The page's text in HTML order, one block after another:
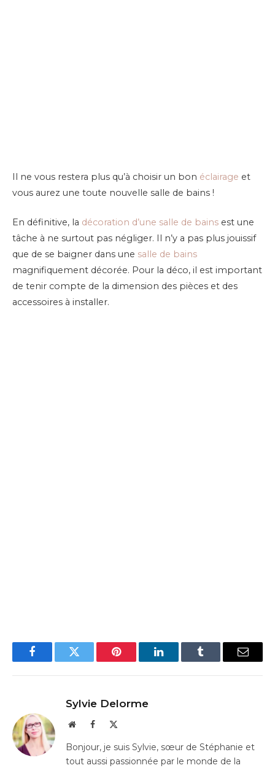
Il ne vous restera plus qu’à choisir un bon éclairage et
vous aurez une toute nouvelle salle de bains !
En définitive, la décoration d’une salle de bains est une
tâche à ne surtout pas négliger. Il n’y a pas plus jouissif
que de se baigner dans une salle de bains
magnifiquement décorée. Pour la déco, il est important
de tenir compte de la dimension des pièces et des
accessoires à installer.
FacebookTwitter Pinterest LinkedInTumblr Email
Sylvie Delorme
WebsiteFacebook
Bonjour, je suis Sylvie, sœur de Stéphanie et
tout aussi passionnée par le monde de la